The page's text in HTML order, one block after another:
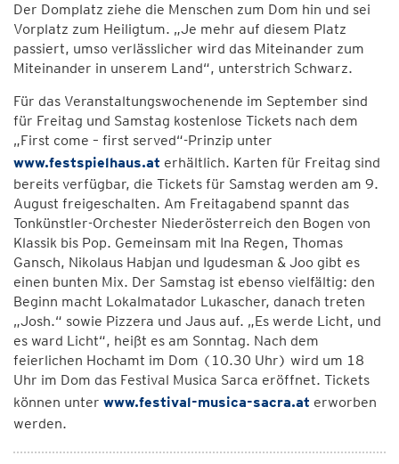
Der Domplatz ziehe die Menschen zum Dom hin und sei
Vorplatz zum Heiligtum. „Je mehr auf diesem Platz
passiert, umso verlässlicher wird das Miteinander zum
Miteinander in unserem Land“, unterstrich Schwarz.
Für das Veranstaltungswochenende im September sind
für Freitag und Samstag kostenlose Tickets nach dem
„First come – first served“-Prinzip unter
www.festspielhaus.at erhältlich. Karten für Freitag sind
bereits verfügbar, die Tickets für Samstag werden am 9.
August freigeschalten. Am Freitagabend spannt das
Tonkünstler-Orchester Niederösterreich den Bogen von
Klassik bis Pop. Gemeinsam mit Ina Regen, Thomas
Gansch, Nikolaus Habjan und Igudesman & Joo gibt es
einen bunten Mix. Der Samstag ist ebenso vielfältig: den
Beginn macht Lokalmatador Lukascher, danach treten
„Josh.“ sowie Pizzera und Jaus auf. „Es werde Licht, und
es ward Licht“, heißt es am Sonntag. Nach dem
feierlichen Hochamt im Dom (10.30 Uhr) wird um 18
Uhr im Dom das Festival Musica Sarca eröffnet. Tickets
können unter www.festival-musica-sacra.at erworben
werden.